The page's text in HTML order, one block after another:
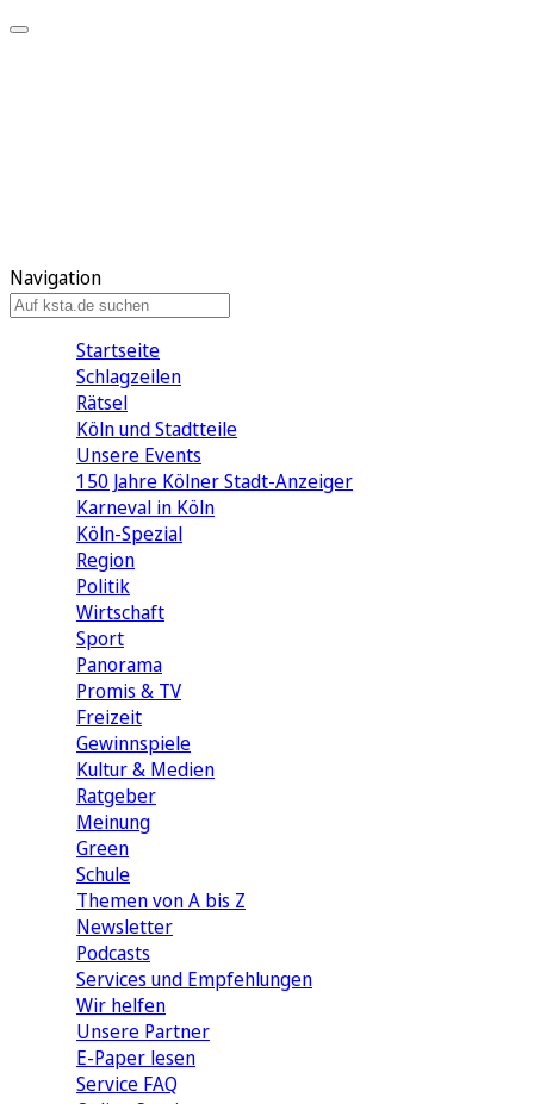
Navigation
Startseite
Schlagzeilen
Rätsel
Köln und Stadtteile
Unsere Events
150 Jahre Kölner Stadt-Anzeiger
Karneval in Köln
Köln-Spezial
Region
Politik
Wirtschaft
Sport
Panorama
Promis & TV
Freizeit
Gewinnspiele
Kultur & Medien
Ratgeber
Meinung
Green
Schule
Themen von A bis Z
Newsletter
Podcasts
Services und Empfehlungen
Wir helfen
Unsere Partner
E-Paper lesen
Service FAQ